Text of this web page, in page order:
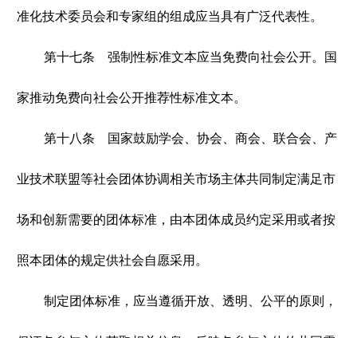
准化技术委员会和专家组的组成应当具有广泛代表性。
第十七条 强制性标准文本应当免费向社会公开。国
家推动免费向社会公开推荐性标准文本。
第十八条 国家鼓励学会、协会、商会、联合会、产
业技术联盟等社会团体协调相关市场主体共同制定满足市
场和创新需要的团体标准，由本团体成员约定采用或者按
照本团体的规定供社会自愿采用。
制定团体标准，应当遵循开放、透明、公平的原则，